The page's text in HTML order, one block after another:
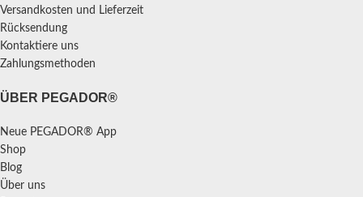
Versandkosten und Lieferzeit
Rücksendung
Kontaktiere uns
Zahlungsmethoden
ÜBER PEGADOR®
Neue PEGADOR® App
Shop
Blog
Über uns